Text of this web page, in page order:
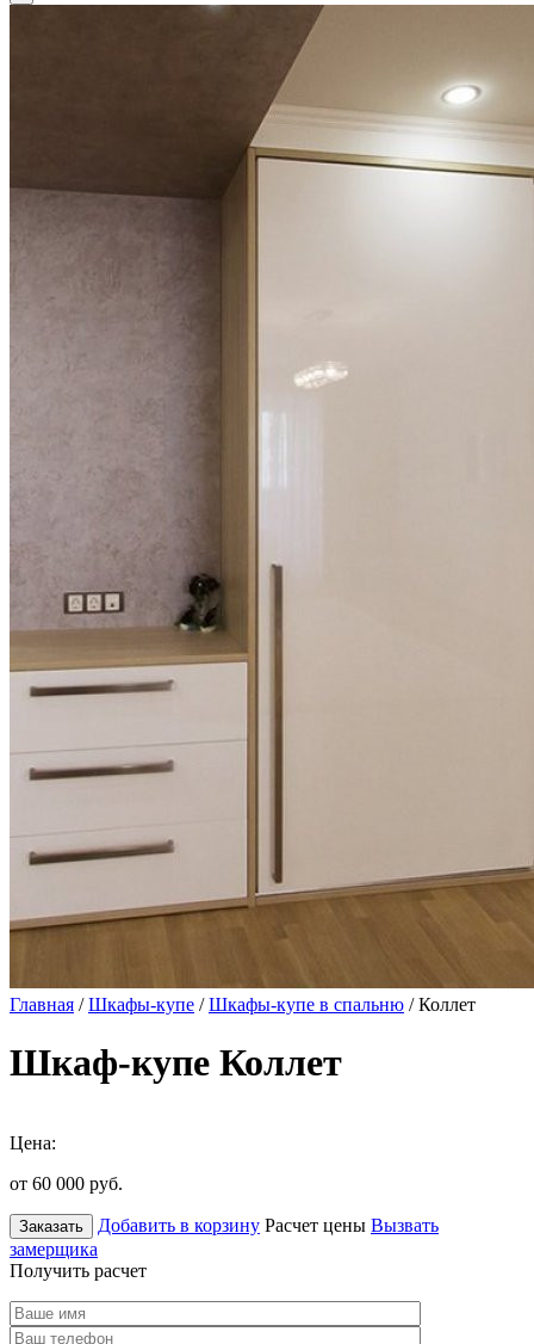
Главная /Шкафы-купе /Шкафы-купе в спальню / Коллет
Шкаф-купе Коллет
Цена:
от 60 000 руб.
Заказать Добавить в корзину Расчет цены Вызвать
замерщика
Получить расчет